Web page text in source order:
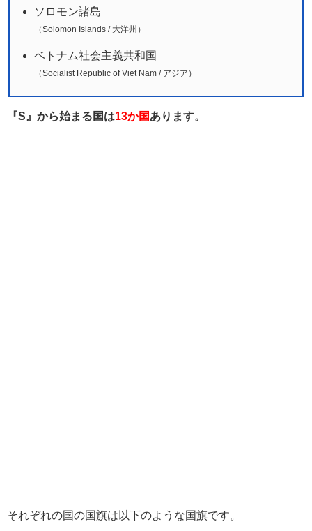
ソロモン諸島
（Solomon Islands / 大洋州）
ベトナム社会主義共和国
（Socialist Republic of Viet Nam / アジア）
『S』から始まる国は13か国あります。
それぞれの国の国旗は以下のような国旗です。